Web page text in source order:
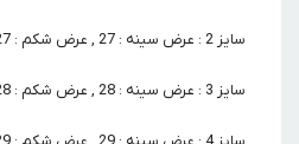
سایز 2 : عرض سینه : 27 , عرض شکم : 27 , قد آستین : 37 , قد بلوز : 41
سایز 3 : عرض سینه : 28 , عرض شکم : 28 , قد آستین : 40 , قد بلوز : 46